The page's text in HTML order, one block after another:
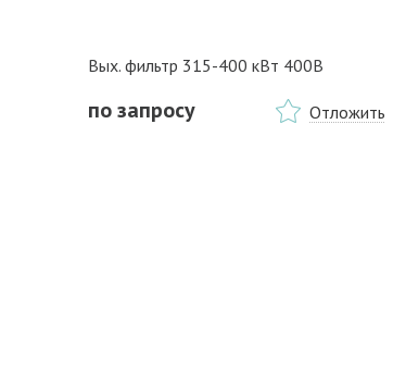
Вых. фильтр 315-400 кВт 400В
по запросу Отложить